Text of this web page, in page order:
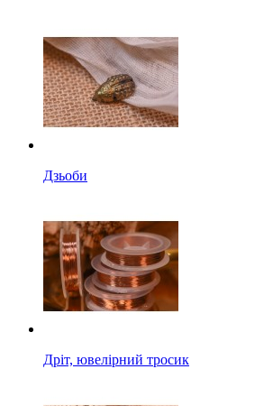
Дзьоби
Дріт, ювелірний тросик